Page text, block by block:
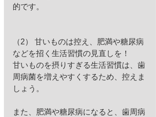
的です。
（2） 甘いものは控え、肥満や糖尿病
などを招く生活習慣の見直しを！
甘いものを摂りすぎる生活習慣は、歯
周病菌を増えやすくするため、控えま
しょう。
また、肥満や糖尿病になると、歯周病